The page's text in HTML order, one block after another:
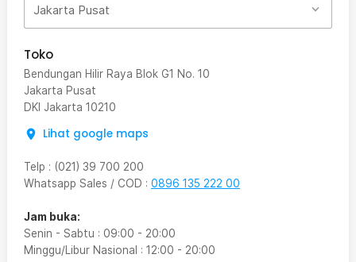
Jakarta Pusat
Toko
Bendungan Hilir Raya Blok G1 No. 10
Jakarta Pusat
DKI Jakarta 10210
Lihat google maps
Telp : (021) 39 700 200
Whatsapp Sales / COD : 0896 135 222 00
Jam buka:
Senin - Sabtu : 09:00 - 20:00
Minggu/Libur Nasional : 12:00 - 20:00